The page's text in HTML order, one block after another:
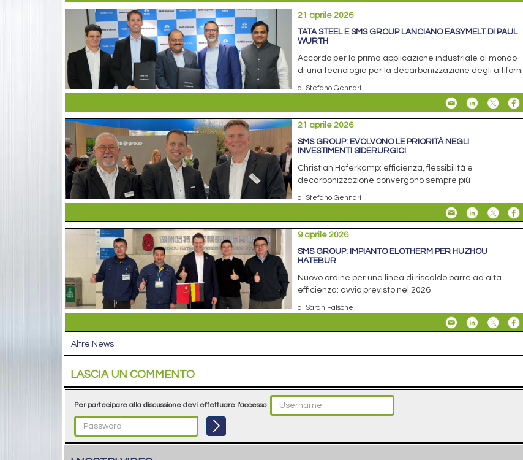
21 aprile 2026
TATA STEEL E SMS GROUP LANCIANO EASYMELT DI PAUL
WURTH
Accordo per la prima applicazione industriale al mondo
di una tecnologia per la decarbonizzazione degli altiforni
di Stefano Gennari
21 aprile 2026
SMS GROUP: EVOLVONO LE PRIORITÀ NEGLI
INVESTIMENTI SIDERURGICI
Christian Haferkamp: efficienza, flessibilità e
decarbonizzazione convergono sempre più
di Stefano Gennari
9 aprile 2026
SMS GROUP: IMPIANTO ELOTHERM PER HUZHOU
HATEBUR
Nuovo ordine per una linea di riscaldo barre ad alta
efficienza: avvio previsto nel 2026
di Sarah Falsone
Altre News
LASCIA UN COMMENTO
Per partecipare alla discussione devi effettuare l'accesso